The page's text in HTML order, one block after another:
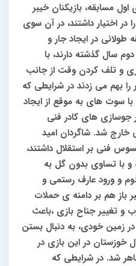
مسابقه، بازیکنان خیبر
در اختیار داشتند، در آن سوی
طولانی در ایجاد جار و
سال گذشته دارند، با
و تلف کردن وقت از جانب
را بهم می زدند در شرایطی که
سوت های به موقع از ایجاد
جوسازی های کادر فنی
خارج شد. شاگردان امید
فنی بر استقلال داشتند،
و با تساوی بدون گل به
و ورود عارف رستمی و
باز هم بر دامنه ی حملات
و تغییر جناح بازی ،باعث
زمین خودی، به دنبال بستن
خوزستان در این بازی در
شد. در شرایطی که